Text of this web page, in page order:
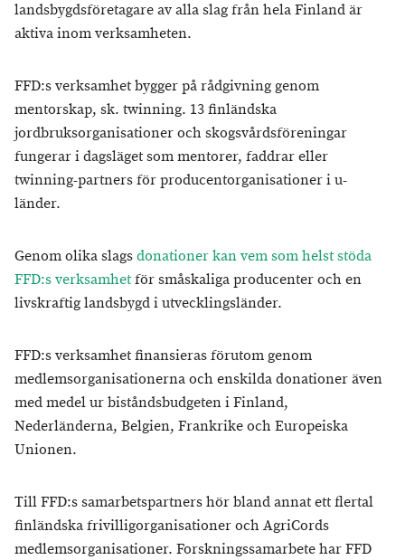
landsbygdsföretagare av alla slag från hela Finland är
aktiva inom verksamheten.
FFD:s verksamhet bygger på rådgivning genom
mentorskap, sk. twinning. 13 finländska
jordbruksorganisationer och skogsvårdsföreningar
fungerar i dagsläget som mentorer, faddrar eller
twinning-partners för producentorganisationer i u-
länder.
Genom olika slagsdonationer kan vem som helst stöda
FFD:s verksamhetför småskaliga producenter och en
livskraftig landsbygd i utvecklingsländer.
FFD:s verksamhet finansieras förutom genom
medlemsorganisationerna och enskilda donationer även
med medel ur biståndsbudgeten i Finland,
Nederländerna, Belgien, Frankrike och Europeiska
Unionen.
Till FFD:s samarbetspartners hör bland annat ett flertal
finländska frivilligorganisationer och AgriCords
medlemsorganisationer. Forskningssamarbete har FFD